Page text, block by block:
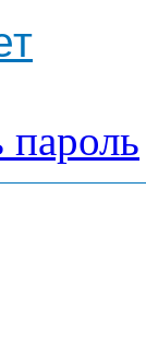
пароль